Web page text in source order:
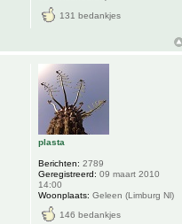
131 bedankjes
plasta
Berichten: 2789
Geregistreerd: 09 maart 2010
14:00
Woonplaats: Geleen (Limburg Nl)
146 bedankjes